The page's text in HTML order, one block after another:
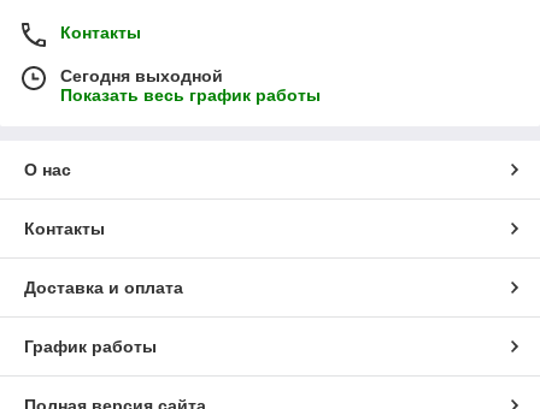
Контакты
Сегодня выходной
Показать весь график работы
О нас
Контакты
Доставка и оплата
График работы
Полная версия сайта